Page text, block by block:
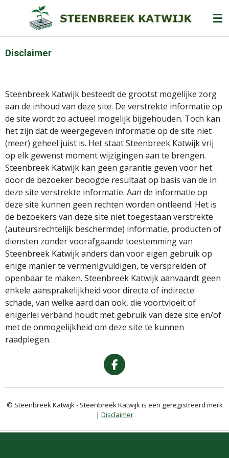
naar
de
Disclaimer
Steenbreek Katwijk besteedt de grootst mogelijke zorg
aan de inhoud van deze site. De verstrekte informatie op
de site wordt zo actueel mogelijk bijgehouden. Toch kan
het zijn dat de weergegeven informatie op de site niet
(meer) geheel juist is. Het staat Steenbreek Katwijk vrij
op elk gewenst moment wijzigingen aan te brengen.
Steenbreek Katwijk kan geen garantie geven voor het
door de bezoeker beoogde resultaat op basis van de in
deze site verstrekte informatie. Aan de informatie op
deze site kunnen geen rechten worden ontleend. Het is
de bezoekers van deze site niet toegestaan verstrekte
(auteursrechtelijk beschermde) informatie, producten of
diensten zonder voorafgaande toestemming van
Steenbreek Katwijk anders dan voor eigen gebruik op
enige manier te vermenigvuldigen, te verspreiden of
openbaar te maken. Steenbreek Katwijk aanvaardt geen
enkele aansprakelijkheid voor directe of indirecte
schade, van welke aard dan ook, die voortvloeit of
enigerlei verband houdt met gebruik van deze site en/of
met de onmogelijkheid om deze site te kunnen
raadplegen.
F
A
C
B
O
K
© Steenbreek Katwijk - Steenbreek Katwijk is een geregistreerd merk
| Disclaimer